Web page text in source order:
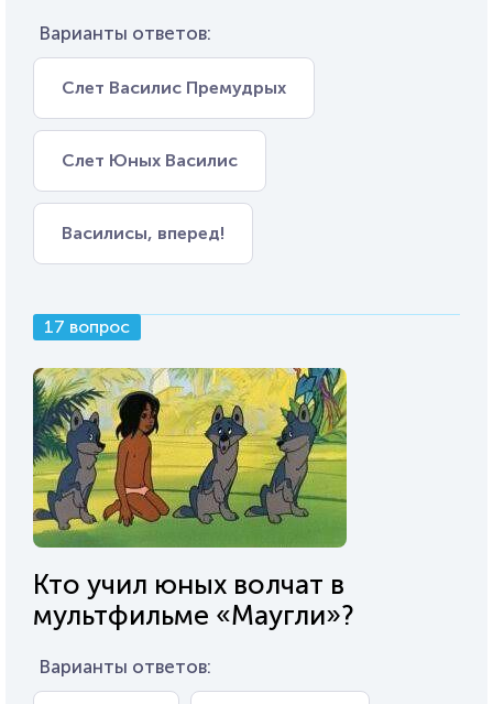
Варианты ответов:
Слет Василис Премудрых
Слет Юных Василис
Василисы, вперед!
17 вопрос
Кто учил юных волчат в
мультфильме «Маугли»?
Варианты ответов: